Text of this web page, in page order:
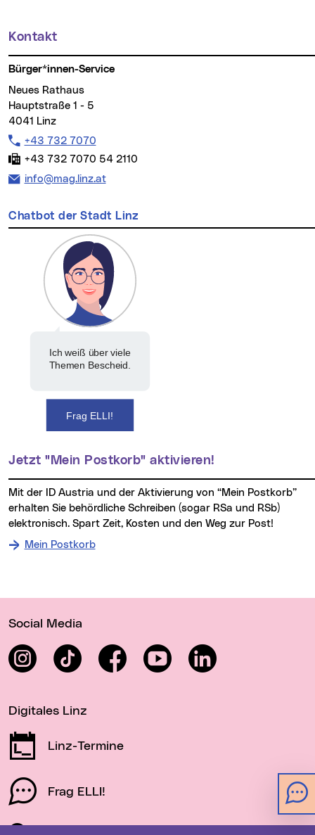
Weitere Informationen
Kontakt
Bürger*innen-Service
Neues Rathaus
Hauptstraße 1 - 5
4041 Linz
Telefon:
+43 732 7070
Fax:
+43 732 7070 54 2110
E-Mail Adresse:
info@mag.linz.at
Chatbot der Stadt Linz
Ich weiß über viele
Themen Bescheid.
Frag ELLI!
Jetzt "Mein Postkorb" aktivieren!
Mit der ID Austria und der Aktivierung von “Mein Postkorb”
erhalten Sie behördliche Schreiben (sogar RSa und RSb)
elektronisch. Spart Zeit, Kosten und den Weg zur Post!
Mein Postkorb
Social Media
InstagramTikTok FacebookYouTube LinkedIn
Digitales Linz
Linz-Termine
Frag ELLI!